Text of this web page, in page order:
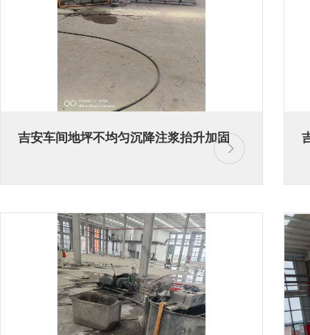
吉安车间地坪不均匀沉降注浆抬升加固